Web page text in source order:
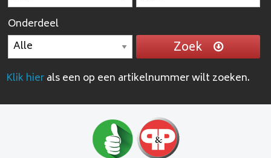
Onderdeel
Zoek
Klik hierals een op een artikelnummer wilt zoeken.